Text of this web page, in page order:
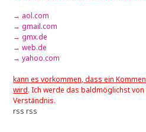
→ aol.com
→ gmail.com
→ gmx.de
→ web.de
→ yahoo.com
kann es vorkommen, dass ein
wird. Ich werde das baldmöglichst
Verständnis.
rss rss